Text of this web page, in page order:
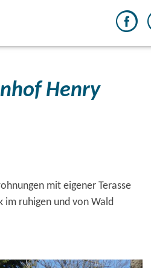
Henry
mit eigener Terasse
im ruhigen und von Wald